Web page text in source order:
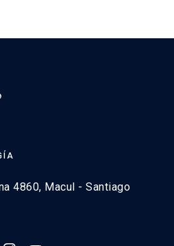
4860, Macul - Santiago